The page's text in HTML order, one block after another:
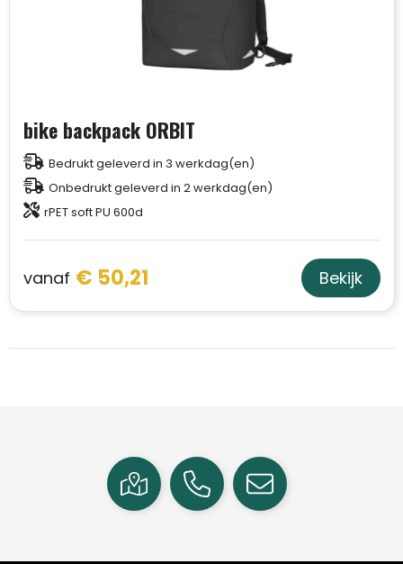
bike backpack ORBIT
Bedrukt geleverd in 3 werkdag(en)
Onbedrukt geleverd in 2 werkdag(en)
rPET soft PU 600d
vanaf € 50,21 Bekijk